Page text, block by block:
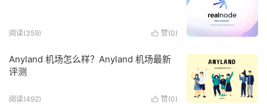
 赞(0)
阅读(359)
Anyland 机场怎么样？Anyland 机场最新
评测
 赞(0)
阅读(492)